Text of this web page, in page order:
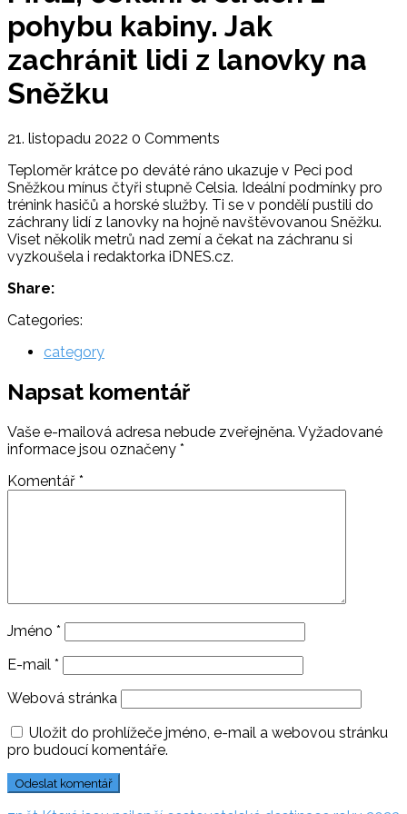
pohybu kabiny. Jak
zachránit lidi z lanovky na
Sněžku
21. listopadu 2022 0 Comments
Teploměr krátce po deváté ráno ukazuje v Peci pod
Sněžkou mínus čtyři stupně Celsia. Ideální podmínky pro
trénink hasičů a horské služby. Ti se v pondělí pustili do
záchrany lidí z lanovky na hojně navštěvovanou Sněžku.
Viset několik metrů nad zemí a čekat na záchranu si
vyzkoušela i redaktorka iDNES.cz.
Share:
Categories:
category
Napsat komentář
Vaše e-mailová adresa nebude zveřejněna. Vyžadované
informace jsou označeny *
Komentář *
Jméno *
E-mail *
Webová stránka
Uložit do prohlížeče jméno, e-mail a webovou stránku
pro budoucí komentáře.